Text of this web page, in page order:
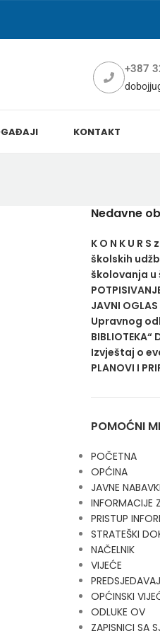
+387
KONTAKT
Nedavne
K O N K U R
školskih
školovanja
JAVNI
Upravnog
Izvještaj o
PLANOVI I
POMOĆNI
POČETNA
OPĆINA
JAVNE
INFORMACIJE
PRISTUP
STRATEŠKI
NAČELNIK
VIJEĆE
OPĆINSKI
ODLUKE OV
ZAPISNICI SA